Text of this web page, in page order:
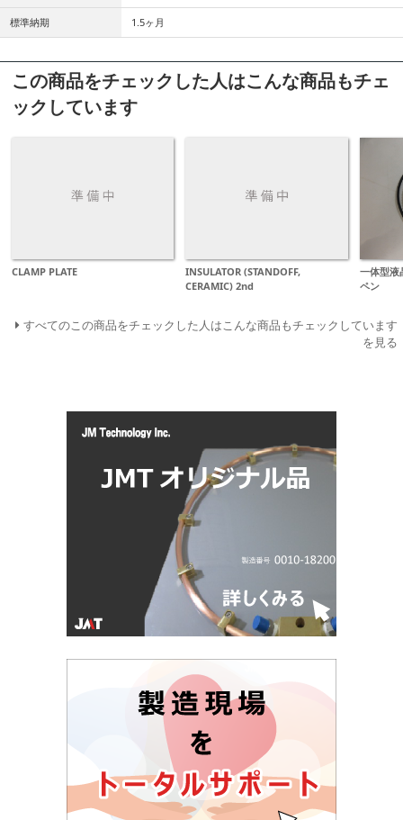
標準納期 1.5ヶ月
この商品をチェックした人はこんな商品もチェ
ックしています
CLAMP PLATE
INSULATOR (STANDOFF,
CERAMIC) 2nd
一体型
ペン
すべてのこの商品をチェックした人はこんな商品もチェックしています
を見る